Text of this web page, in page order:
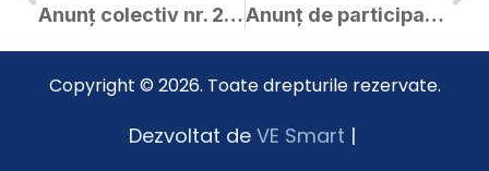
Anunț colectiv nr. 25307 / 04.10.2021 Anunț de participare – SF Rețea de canalizare cartier de locuințe, zona fostei bariere CFR
Copyright © 2026. Toate drepturile rezervate.
Dezvoltat de VE Smart |